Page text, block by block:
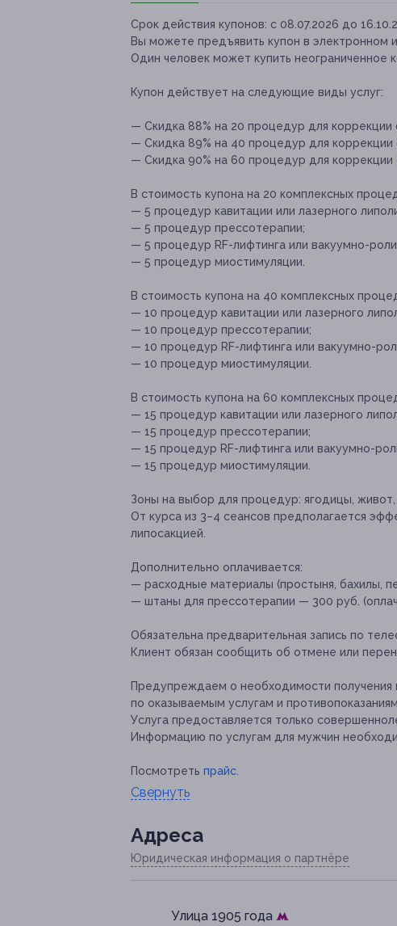
Срок действия купонов: с 08.07.2026 до
Вы можете предъявить купон в электронном
Один человек может купить неограниченное
Купон действует на следующие виды услуг:
— Скидка 88% на 20 процедур для
— Скидка 89% на 40 процедур для
— Скидка 90% на 60 процедур для
В стоимость купона на 20 комплексных
— 5 процедур кавитации или лазерного
— 5 процедур прессотерапии;
— 5 процедур RF-лифтинга или вакуумно-
— 5 процедур миостимуляции.
В стоимость купона на 40 комплексных
— 10 процедур кавитации или лазерного
— 10 процедур прессотерапии;
— 10 процедур RF-лифтинга или вакуумно-
— 10 процедур миостимуляции.
В стоимость купона на 60 комплексных
— 15 процедур кавитации или лазерного
— 15 процедур прессотерапии;
— 15 процедур RF-лифтинга или вакуумно-
— 15 процедур миостимуляции.
Зоны на выбор для процедур: ягодицы, живот,
От курса из 3–4 сеансов предполагается
липосакцией.
Дополнительно оплачивается:
— расходные материалы (простыня, бахилы,
— штаны для прессотерапии — 300 руб.
Обязательна предварительная запись по
Клиент обязан сообщить об отмене или
Предупреждаем о необходимости получения
по оказываемым услугам и противопоказаниям.
Услуга предоставляется только
Информацию по услугам для мужчин
Посмотреть прайс
Свернуть
Адресa
Юридическая информация о партнёре
Улица 1905 года